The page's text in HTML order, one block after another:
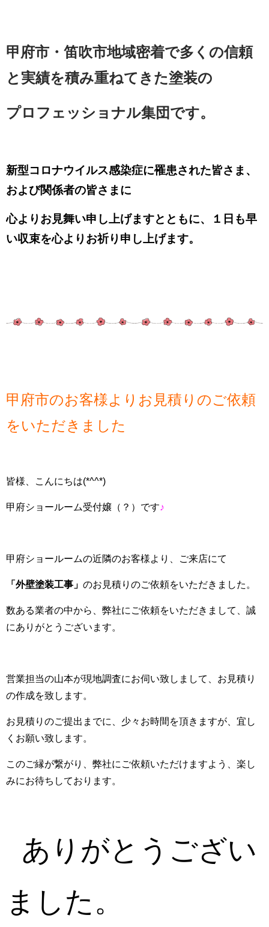
甲府市・笛吹市地域密着で多くの信頼
と実績を積み重ねてきた塗装の
プロフェッショナル集団です。
新型コロナウイルス感染症に罹患された皆さま、
および関係者の皆さまに
心よりお見舞い申し上げますとともに、１日も早
い収束を心よりお祈り申し上げます。
甲府市のお客様よりお見積りのご依頼
をいただきました
皆様、こんにちは(*^^*)
甲府ショールーム受付嬢（？）です♪
甲府ショールームの近隣のお客様より、ご来店にて
「外壁塗装工事」 のお見積りのご依頼をいただきました。
数ある業者の中から、弊社にご依頼をいただきまして、誠
にありがとうございます。
営業担当の山本が現地調査にお伺い致しまして、お見積り
の作成を致します。
お見積りのご提出までに、少々お時間を頂きますが、宜し
くお願い致します。
このご縁が繋がり、弊社にご依頼いただけますよう、楽し
みにお待ちしております。
ありがとうござい
ました。